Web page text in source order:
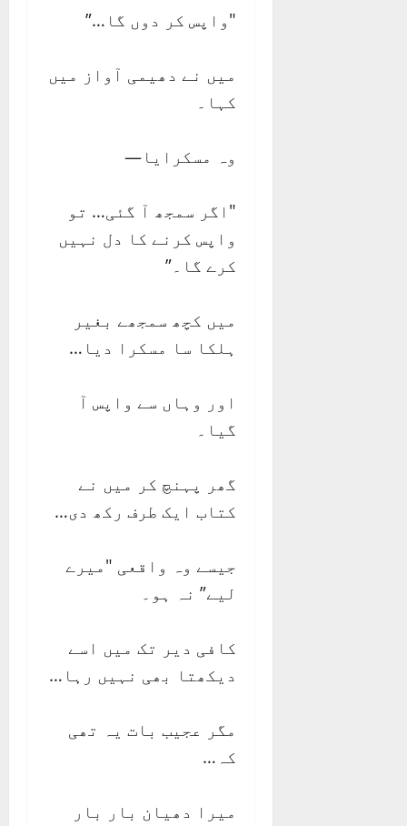
"واپس کر دوں گا…”
میں نے دھیمی آواز میں
کہا۔
وہ مسکرایا—
"اگر سمجھ آ گئی… تو
واپس کرنے کا دل نہیں
کرے گا۔”
میں کچھ سمجھے بغیر
ہلکا سا مسکرا دیا…
اور وہاں سے واپس آ
گیا۔
گھر پہنچ کر میں نے
کتاب ایک طرف رکھ دی…
جیسے وہ واقعی "میرے
لیے” نہ ہو۔
کافی دیر تک میں اسے
دیکھتا بھی نہیں رہا…
مگر عجیب بات یہ تھی
کہ…
میرا دھیان بار بار